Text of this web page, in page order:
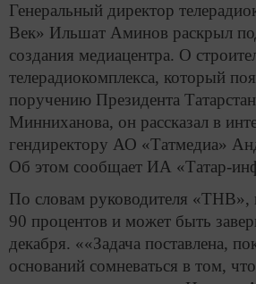
Генеральный директор
Век» Ильшат Аминов раскрыл
создания медиацентра. О
телерадиокомплекса, который
поручению Президента
Минниханова, он рассказал в
гендиректору АО «Татмедиа»
Об этом сообщает ИА «Татар-
По словам руководителя «ТНВ»,
90 процентов и может быть
декабря. ««Задача поставлена,
оснований сомневаться в том,